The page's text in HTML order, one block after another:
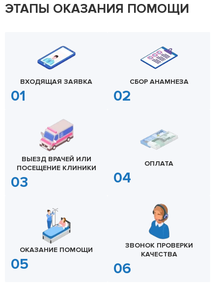
ЭТАПЫ ОКАЗАНИЯ ПОМОЩИ
ВХОДЯЩАЯ ЗАЯВКА СБОР АНАМНЕЗА
ВЫЕЗД ВРАЧЕЙ ИЛИ
ПОСЕЩЕНИЕ КЛИНИКИ
ОПЛАТА
ОКАЗАНИЕ ПОМОЩИ
ЗВОНОК ПРОВЕРКИ
КАЧЕСТВА